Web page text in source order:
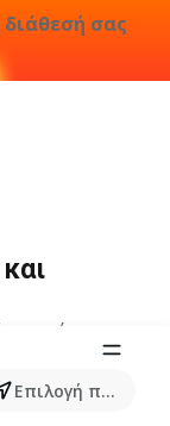
σας
προϊόντων...
Επιλογή πόλης
τον όρο.